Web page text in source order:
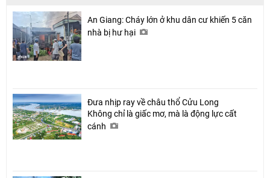
An Giang: Cháy lớn ở khu dân cư khiến 5 căn
nhà bị hư hại
Đưa nhịp ray về châu thổ Cửu Long
Không chỉ là giấc mơ, mà là động lực cất
cánh